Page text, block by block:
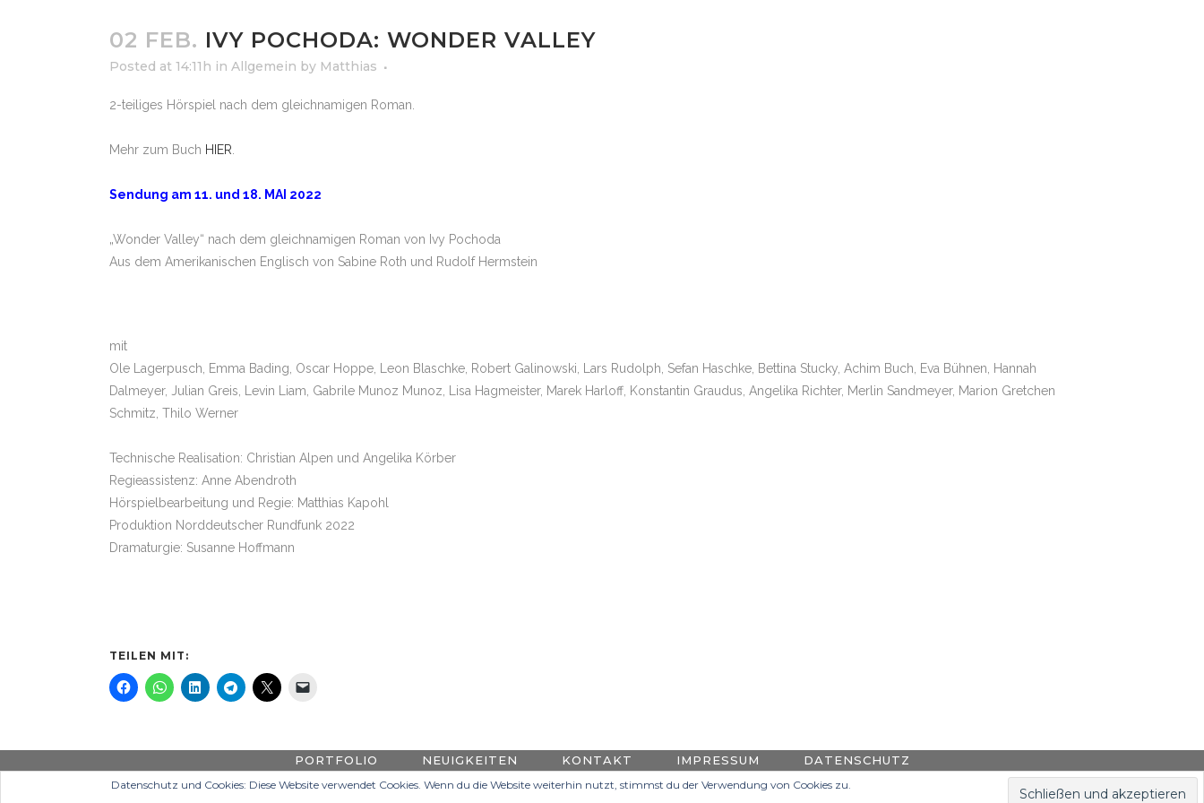
02 FEB. IVY POCHODA: WONDER VALLEY
Posted at 14:11h in Allgemein by Matthias
2-teiliges Hörspiel nach dem gleichnamigen Roman.
Mehr zum Buch HIER
Sendung am 11. und 18. MAI 2022
„Wonder Valley“ nach dem gleichnamigen Roman von Ivy Pochoda
Aus dem Amerikanischen Englisch von Sabine Roth und Rudolf Hermstein
mit
Ole Lagerpusch, Emma Bading, Oscar Hoppe, Leon Blaschke, Robert Galinowski, Lars Rudolph, Sefan Haschke, Bettina Stucky, Achim Buch, Eva Bühnen, Hannah
Dalmeyer, Julian Greis, Levin Liam, Gabrile Munoz Munoz, Lisa Hagmeister, Marek Harloff, Konstantin Graudus, Angelika Richter, Merlin Sandmeyer, Marion Gretchen
Schmitz, Thilo Werner
Technische Realisation: Christian Alpen und Angelika Körber
Regieassistenz: Anne Abendroth
Hörspielbearbeitung und Regie: Matthias Kapohl
Produktion Norddeutscher Rundfunk 2022
Dramaturgie: Susanne Hoffmann
TEILEN MIT:
PORTFOLIO NEUIGKEITEN KONTAKT IMPRESSUM DATENSCHUTZ
Datenschutz und Cookies: Diese Website verwendet Cookies. Wenn du die Website weiterhin nutzt, stimmst du der Verwendung von Cookies zu.